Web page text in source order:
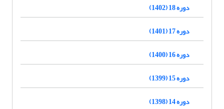
دوره 18 (1402)
دوره 17 (1401)
دوره 16 (1400)
دوره 15 (1399)
دوره 14 (1398)